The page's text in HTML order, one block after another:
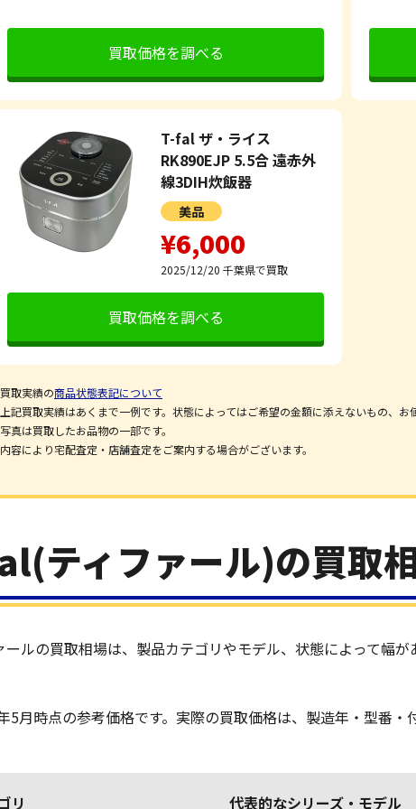
買取価格を調べる
T-fal ザ・ライス
RK890EJP 5.5合 遠赤外
線3DIH炊飯器
美品
¥6,000
2025/12/20 千葉県で買取
買取価格を調べる
取実績の商品状態表記について
記買取実績はあくまで一例です。状態によってはご希望の金額に添えないもの、お
真は買取したお品物の一部です。
容により宅配査定・店舗査定をご案内する場合がございます。
ティファール)の買取
ールの買取相場は、製品カテゴリやモデル、状態によって幅
月時点の参考価格です。実際の買取価格は、製造年・型番・
リ 代表的なシリーズ・モデル